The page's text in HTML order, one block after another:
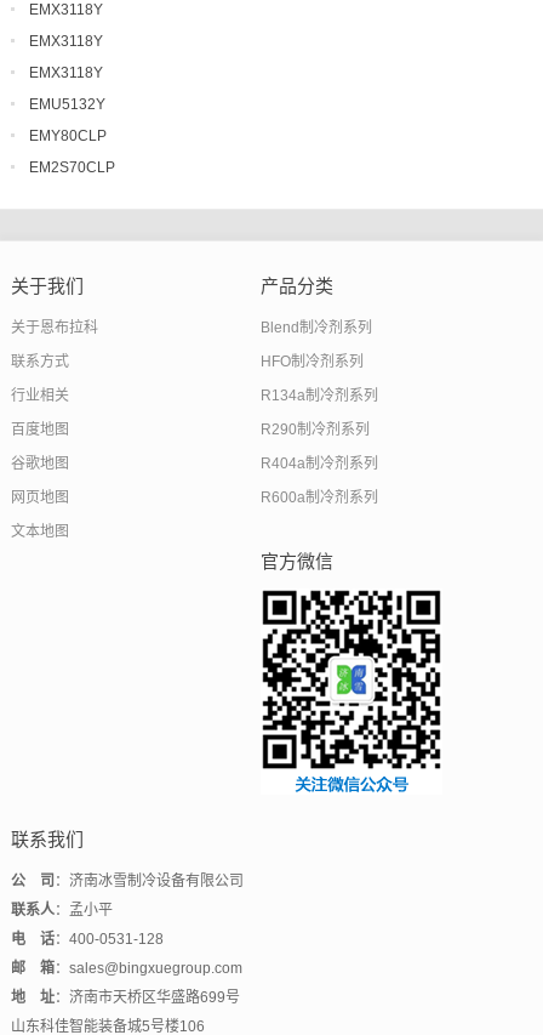
EMX3118Y
EMX3118Y
EMX3118Y
EMU5132Y
EMY80CLP
EM2S70CLP
关于我们
关于恩布拉科
联系方式
行业相关
百度地图
谷歌地图
网页地图
文本地图
产品分类
Blend制冷剂系列
HFO制冷剂系列
R134a制冷剂系列
R290制冷剂系列
R404a制冷剂系列
R600a制冷剂系列
官方微信
联系我们
公 司 ：济南冰雪制冷设备有限公司
联系人：孟小平
电 话：400-0531-128
邮 箱：sales@bingxuegroup.com
地 址：济南市天桥区华盛路699号
山东科佳智能装备城5号楼106